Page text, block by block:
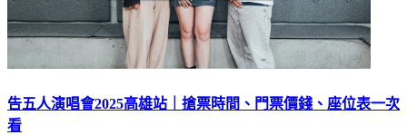
告五人演唱會2025高雄站｜搶票時間、門票價錢、座位表一次
看